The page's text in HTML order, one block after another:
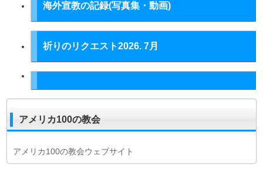
海外宣教の記録(写真集・動画)
祈りのリクエスト2026. 7月
アメリカ100の教会
アメリカ100の教会ウェブサイト